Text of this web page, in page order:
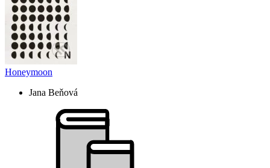
Honeymoon
Jana Beňová